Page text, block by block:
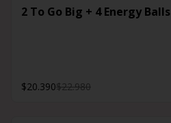
2 To Go Big + 4 Energy Balls
$20.390$22.980